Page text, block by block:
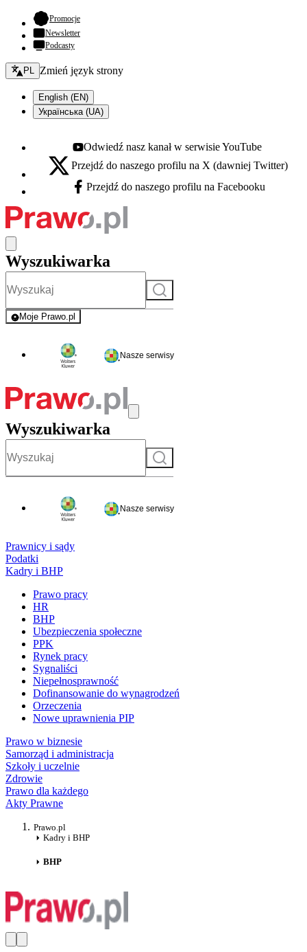
Promocje- otwiera się w nowej karcie
Newsletter
Podcasty
Zmień język - bieżący:
PL Zmień język strony
English (EN)
Українська (UA)
Youtube - otwiera się w nowej karcie
Odwiedź nasz kanał w serwisie YouTube
X - otwiera się w nowej karcie
Przejdź do naszego profilu na X (dawniej Twitter)
Facebook - otwiera się w nowej karcie
Przejdź do naszego profilu na Facebooku
Wyszukiwarka
Szukaj
Moje Prawo.pl
- rejestracja i logowanie do serwisu
Nasze serwisy
Wyszukiwarka
Szukaj
Nasze serwisy
Prawnicy i sądy
Podatki
Kadry i BHP
Prawo pracy
HR
BHP
Ubezpieczenia społeczne
PPK
Rynek pracy
Sygnaliści
Niepełnosprawność
Dofinansowanie do wynagrodzeń
Orzeczenia
Nowe uprawnienia PIP
Prawo w biznesie
Samorząd i administracja
Szkoły i uczelnie
Zdrowie
Prawo dla każdego
Akty Prawne
Prawo.pl
Kadry i BHP
BHP